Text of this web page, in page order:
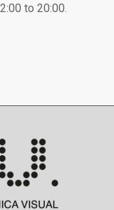
to 20:00.